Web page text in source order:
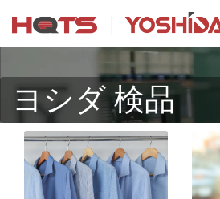
ヨシダ 検品